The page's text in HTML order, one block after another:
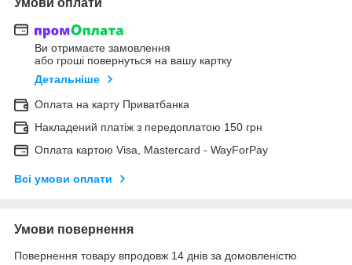
Ви отримаєте замовлення
або гроші повернуться на вашу картку
Детальніше
Оплата на карту Приватбанка
Накладений платіж з передоплатою 150 грн
Оплата картою Visa, Mastercard - WayForPay
Всі умови оплати
Умови повернення
Повернення товару впродовж 14 днів за домовленістю